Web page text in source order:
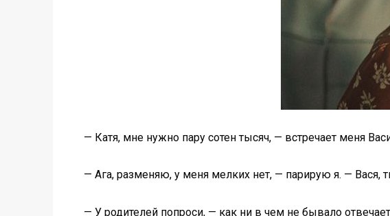
— Катя, мне нужно пару сотен тысяч, — встречает меня
— Ага, разменяю, у меня мелких нет, — парирую я. — Вася,
— У родителей попроси, — как ни в чем не бывало